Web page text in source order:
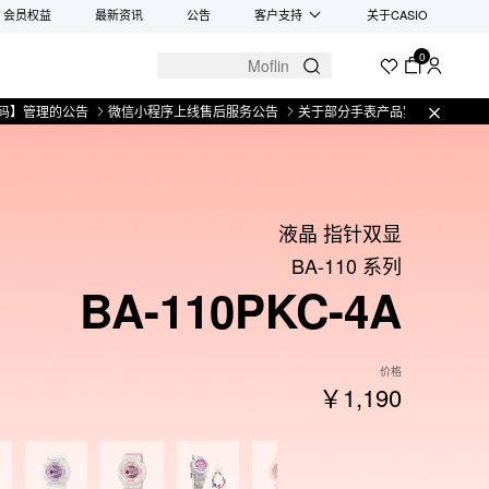
会员权益 最新资讯 公告 客户支持 关于CASIO
0
公告 微信小程序上线售后服务公告 关于部分手表产品实施【一物一码】管
液晶 指针双显
BA-110 系列
BA-110PKC-4A
价格
￥1,190